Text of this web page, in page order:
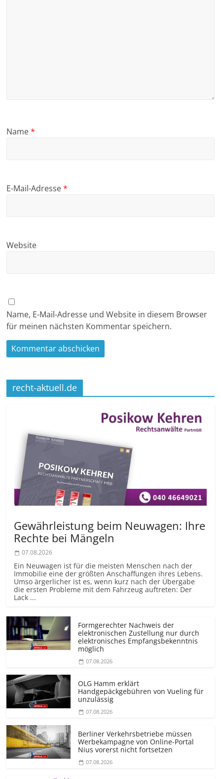
Name*
E-Mail-Adresse*
Website
Name, E-Mail-Adresse und Website in diesem Browser
für meinen nächsten Kommentar speichern.
recht-aktuell.de
Gewährleistung beim Neuwagen: Ihre
Rechte bei Mängeln
07.08.2026
Ein Neuwagen ist für die meisten Menschen nach der
Immobilie eine der größten Anschaffungen ihres Lebens.
Umso ärgerlicher ist es, wenn kurz nach der Übergabe
die ersten Probleme mit dem Fahrzeug auftreten: Der
Lack ...
Formgerechter Nachweis der
elektronischen Zustellung nur durch
elektronisches Empfangsbekenntnis
möglich
07.08.2026
OLG Hamm erklärt
Handgepäckgebühren von Vueling für
unzulässig
07.08.2026
Berliner Verkehrsbetriebe müssen
Werbekampagne von Online-Portal
Nius vorerst nicht fortsetzen
07.08.2026